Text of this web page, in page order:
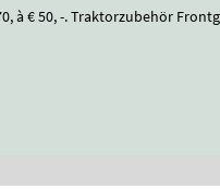
9 Stk. Frontgewicht New Holland 47133570, à € 50, -.